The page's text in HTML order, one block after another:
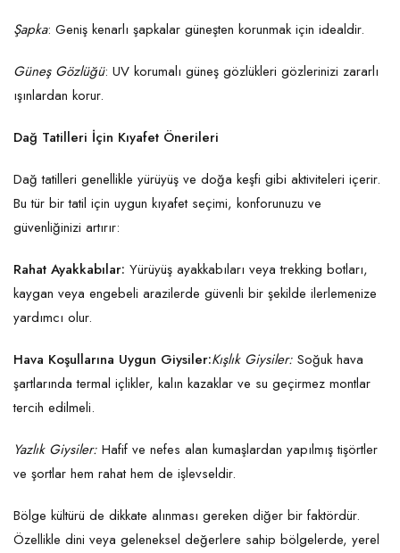
Şapka: Geniş kenarlı şapkalar güneşten korunmak için idealdir.
Güneş Gözlüğü: UV korumalı güneş gözlükleri gözlerinizi zararlı
ışınlardan korur.
Dağ Tatilleri İçin Kıyafet Önerileri
Dağ tatilleri genellikle yürüyüş ve doğa keşfi gibi aktiviteleri içerir.
Bu tür bir tatil için uygun kıyafet seçimi, konforunuzu ve
güvenliğinizi artırır:
Rahat Ayakkabılar: Yürüyüş ayakkabıları veya trekking botları,
kaygan veya engebeli arazilerde güvenli bir şekilde ilerlemenize
yardımcı olur.
Hava Koşullarına Uygun Giysiler:Kışlık Giysiler: Soğuk hava
şartlarında termal içlikler, kalın kazaklar ve su geçirmez montlar
tercih edilmeli.
Yazlık Giysiler: Hafif ve nefes alan kumaşlardan yapılmış tişörtler
ve şortlar hem rahat hem de işlevseldir.
Bölge kültürü de dikkate alınması gereken diğer bir faktördür.
Özellikle dini veya geleneksel değerlere sahip bölgelerde, yerel